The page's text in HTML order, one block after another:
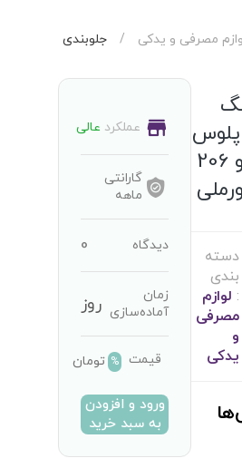
مصرفی و یدکی / جلوبندی
405 و 206
دسته
بندی
: لوازم
مصرفی
و
یدکی
عملکرد عالی
گارانتی
ماهه
دیدگاه 0
زمان
آماده‌سازی روز
قیمت % تومان
ورود و افزودن
به سبد خرید